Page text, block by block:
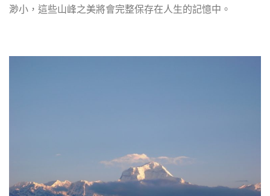
渺小，這些山峰之美將會完整保存在人生的記憶中。